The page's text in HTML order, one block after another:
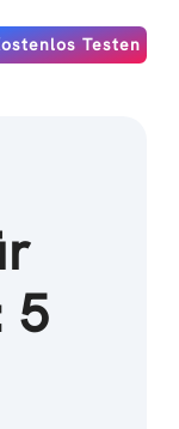
Testen
5